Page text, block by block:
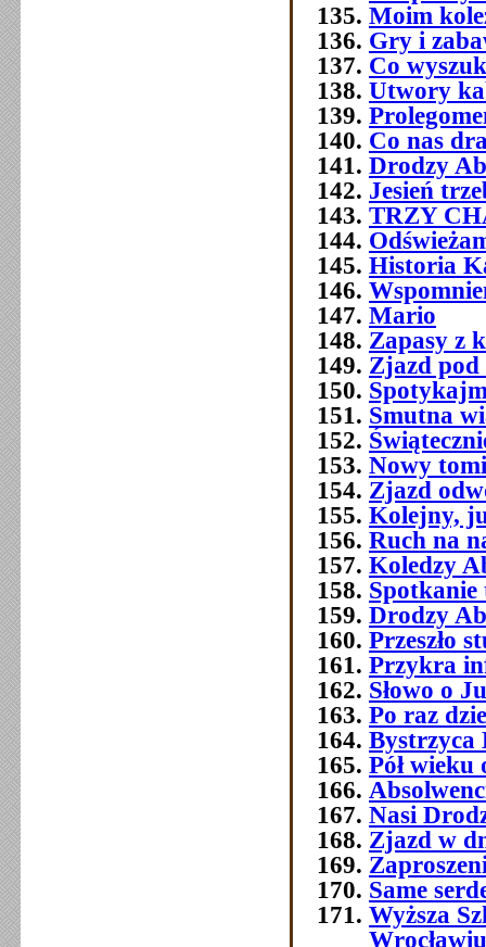
Moim
Gry i
Co
Utwory
Co nas
Drodzy
Jesień
TRZY
Historia
Mario
Zapasy z
Zjazd
Smutna
Nowy
Zjazd
Kolejny,
Ruch na
Koledzy
Spotkanie
Drodzy
Przeszło
Przykra
Słowo o
Po raz
Bystrzyca
Pół
Nasi
Zjazd w
Same
Wyższa
Wrocławiu